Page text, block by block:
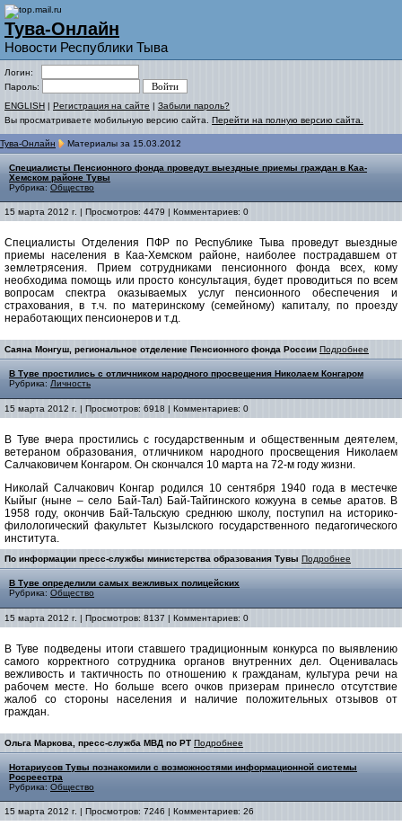
Тува-Онлайн
Новости Республики Тыва
Логин:
Пароль:
ENGLISH | Регистрация на сайте | Забыли пароль?
Вы просматриваете мобильную версию сайта. Перейти на полную версию сайта.
Тува-Онлайн Материалы за 15.03.2012
Специалисты Пенсионного фонда проведут выездные приемы граждан в Каа-
Хемском районе Тувы
Рубрика: Общество
15 марта 2012 г. | Просмотров: 4479 | Комментариев: 0
Специалисты Отделения ПФР по Республике Тыва проведут выездные
приемы населения в Каа-Хемском районе, наиболее пострадавшем от
землетрясения. Прием сотрудниками пенсионного фонда всех, кому
необходима помощь или просто консультация, будет проводиться по всем
вопросам спектра оказываемых услуг пенсионного обеспечения и
страхования, в т.ч. по материнскому (семейному) капиталу, по проезду
неработающих пенсионеров и т.д.
Саяна Монгуш, региональное отделение Пенсионного фонда России Подробнее
В Туве простились с отличником народного просвещения Николаем Конгаром
Рубрика: Личность
15 марта 2012 г. | Просмотров: 6918 | Комментариев: 0
В Туве вчера простились с государственным и общественным деятелем,
ветераном образования, отличником народного просвещения Николаем
Салчаковичем Конгаром. Он скончался 10 марта на 72-м году жизни.
Николай Салчакович Конгар родился 10 сентября 1940 года в местечке
Кыйыг (ныне – село Бай-Тал) Бай-Тайгинского кожууна в семье аратов. В
1958 году, окончив Бай-Тальскую среднюю школу, поступил на историко-
филологический факультет Кызылского государственного педагогического
института.
По информации пресс-службы министерства образования Тувы Подробнее
В Туве определили самых вежливых полицейских
Рубрика: Общество
15 марта 2012 г. | Просмотров: 8137 | Комментариев: 0
В Туве подведены итоги ставшего традиционным конкурса по выявлению
самого корректного сотрудника органов внутренних дел. Оценивалась
вежливость и тактичность по отношению к гражданам, культура речи на
рабочем месте. Но больше всего очков призерам принесло отсутствие
жалоб со стороны населения и наличие положительных отзывов от
граждан.
Ольга Маркова, пресс-служба МВД по РТ Подробнее
Нотариусов Тувы познакомили с возможностями информационной системы
Росреестра
Рубрика: Общество
15 марта 2012 г. | Просмотров: 7246 | Комментариев: 26